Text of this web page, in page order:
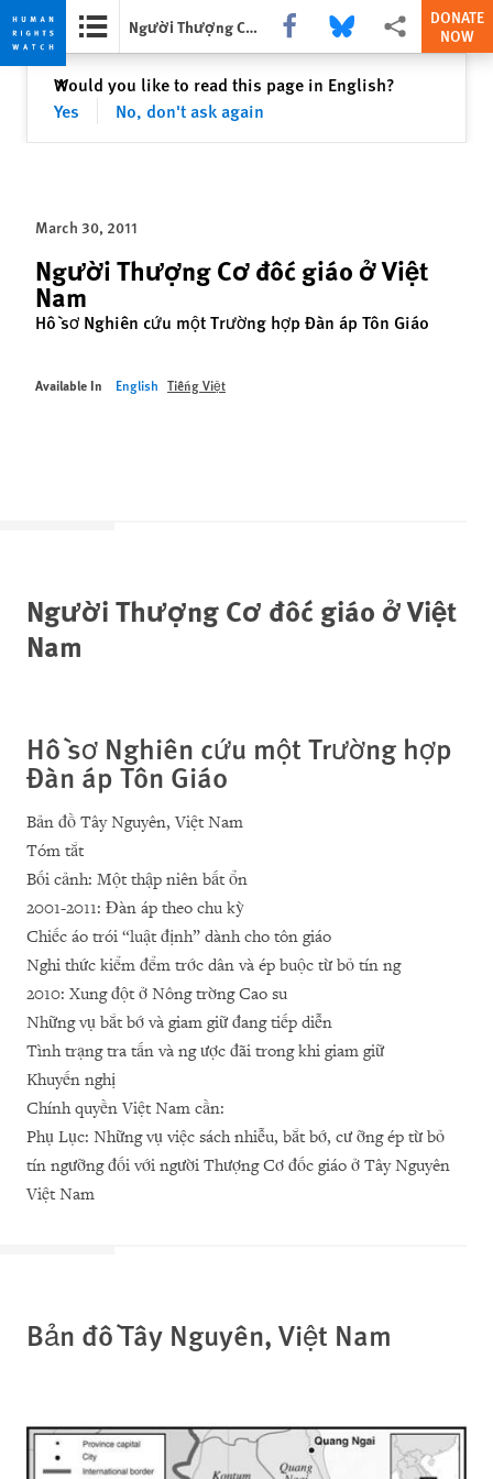
Skip
privacy
Skip
content
Người Thượng Cơ đốc giáo ở Việt Nam Share this via Facebook
Share this via Bluesky
More sharing
DONATE
NOW
Would you like to read this page in English?
Yes
No, don't ask again
✕Close
March 30, 2011
Người Thượng Cơ đốc giáo ở Việt
Nam
Hồ sơ Nghiên cứu một Trường hợp Đàn áp Tôn Giáo
Available In English Tiếng Việt
Người Thượng Cơ đốc giáo ở Việt
Nam
Hồ sơ Nghiên cứu một Trường hợp
Đàn áp Tôn Giáo
Bản đồ Tây Nguyên, Việt Nam
Tóm tắt
Bối cảnh: Một thập niên bất ổn
2001-2011: Đàn áp theo chu kỳ
Chiếc áo trói “luật định” dành cho tôn giáo
Nghi thức kiểm đểm trớc dân và ép buộc từ bỏ tín ng
2010: Xung đột ở Nông trờng Cao su
Những vụ bắt bớ và giam giữ đang tiếp diễn
Tình trạng tra tấn và ng ược đãi trong khi giam giữ
Khuyến nghị
Chính quyền Việt Nam cần:
Phụ Lục: Những vụ việc sách nhiễu, bắt bớ, cư ỡng ép từ bỏ
tín ngưỡng đối với người Thượng Cơ đốc giáo ở Tây Nguyên
Việt Nam
Bản đồ Tây Nguyên, Việt Nam